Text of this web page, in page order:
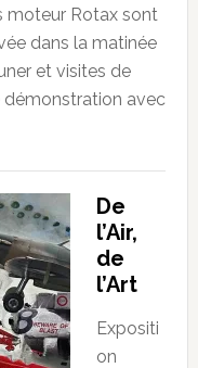
moteur Rotax sont
dans la matinée
et visites de
démonstration avec
De
l’Air,
de
l’Art
Expositi
on